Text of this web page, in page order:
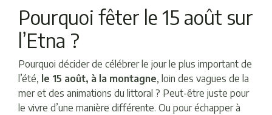
Pourquoi fêter le 15 août sur
l’Etna ?
Pourquoi décider de célébrer le jour le plus important de
l’été, le 15 août, à la montagne, loin des vagues de la
mer et des animations du littoral ? Peut-être juste pour
le vivre d’une manière différente. Ou pour échapper à